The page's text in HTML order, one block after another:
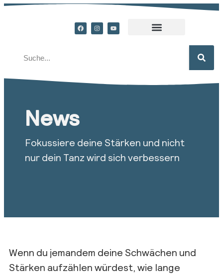
News
Fokussiere deine Stärken und nicht
nur dein Tanz wird sich verbessern
Wenn du jemandem deine Schwächen und
Stärken aufzählen würdest, wie lange